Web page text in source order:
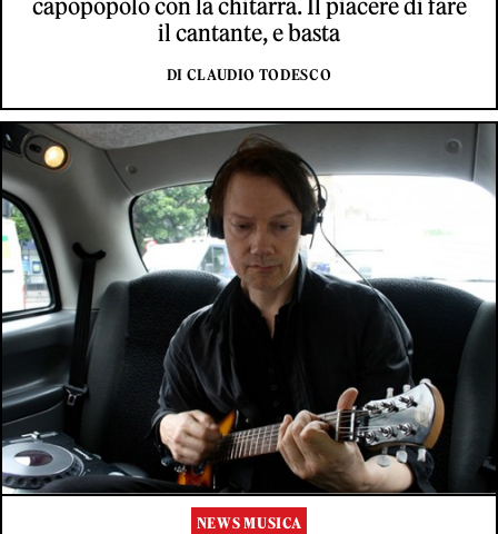
capopopolo con la chitarra. Il piacere di fare
il cantante, e basta
DI CLAUDIO TODESCO
NEWS MUSICA